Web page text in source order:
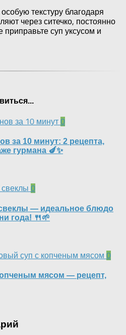
текстуру благодаря
через ситечко, постоянно
приправьте суп уксусом и
0
за 10 минут: 2 рецепта,
гурмана 🍆✨
0
— идеальное блюдо
года! 🍴🌱
0
мясом — рецепт,